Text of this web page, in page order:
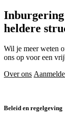
Inburgering
heldere
Wil je meer weten
ons op voor een
Over ons
Beleid en regelgeving